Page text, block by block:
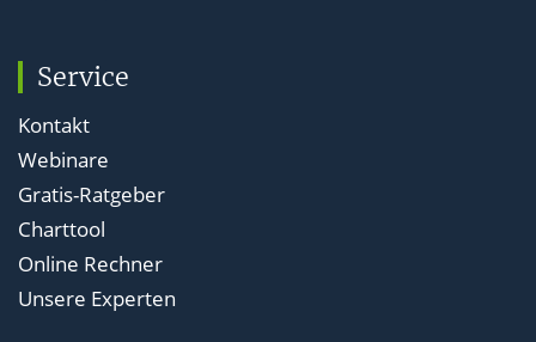
Service
Kontakt
Webinare
Gratis-Ratgeber
Charttool
Online Rechner
Unsere Experten